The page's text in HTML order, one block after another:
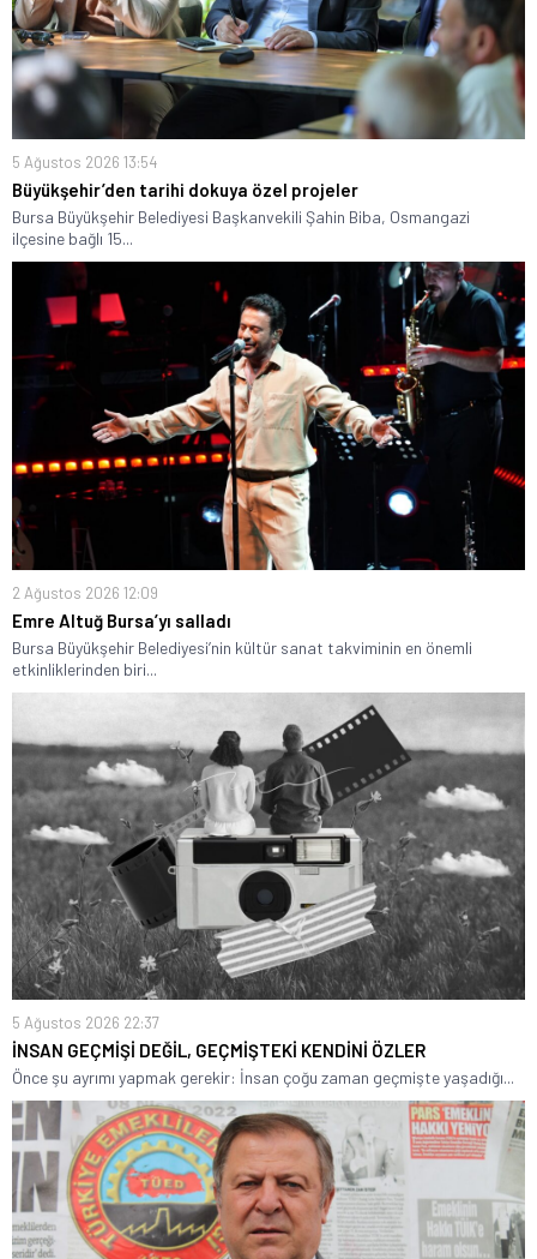
5 Ağustos 2026 13:54
Büyükşehir’den tarihi dokuya özel projeler
Bursa Büyükşehir Belediyesi Başkanvekili Şahin Biba, Osmangazi
ilçesine bağlı 15...
2 Ağustos 2026 12:09
Emre Altuğ Bursa’yı salladı
Bursa Büyükşehir Belediyesi’nin kültür sanat takviminin en önemli
etkinliklerinden biri...
5 Ağustos 2026 22:37
İNSAN GEÇMİŞİ DEĞİL, GEÇMİŞTEKİ KENDİNİ ÖZLER
Önce şu ayrımı yapmak gerekir: İnsan çoğu zaman geçmişte yaşadığı...